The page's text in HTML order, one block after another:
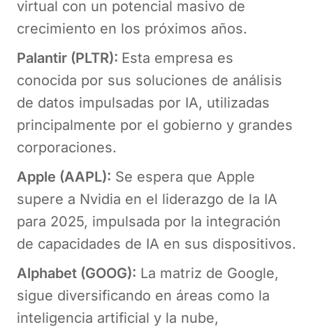
virtual con un potencial masivo de
crecimiento en los próximos años.
Palantir (PLTR): Esta empresa es
conocida por sus soluciones de análisis
de datos impulsadas por IA, utilizadas
principalmente por el gobierno y grandes
corporaciones.
Apple (AAPL): Se espera que Apple
supere a Nvidia en el liderazgo de la IA
para 2025, impulsada por la integración
de capacidades de IA en sus dispositivos.
Alphabet (GOOG): La matriz de Google,
sigue diversificando en áreas como la
inteligencia artificial y la nube,